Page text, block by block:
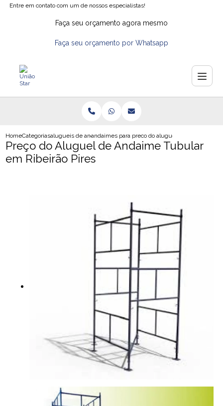
Entre em contato com um de nossos especialistas!
Faça seu orçamento agora mesmo
Faça seu orçamento por Whatsapp
HomeCategoriasalugueis de andaimesandaimes para aluguelpreco do aluguel de andaime
Preço do Aluguel de Andaime Tubular
em Ribeirão Pires